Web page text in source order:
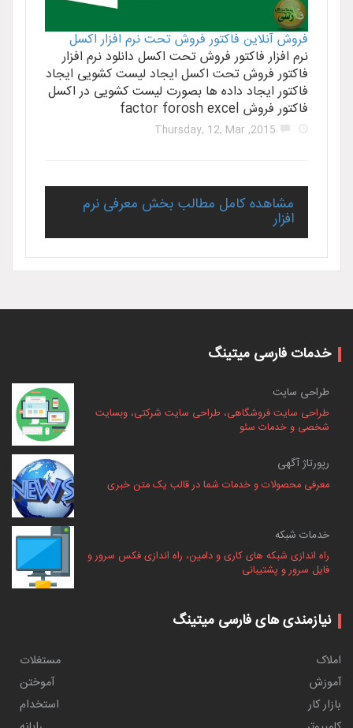
فروش آنلاین فاکتور فروش تحت نرم افزار اکسل
نرم افزار فاکتور فروش تحت اکسل دانلود نرم افزار
فاکتور فروش تحت اکسل ایجاد لیست کشویی ایجاد
فاکتور ایجاد داده ها بصورت لیست کشویی در اکسل
فاکتور فروش factor forosh excel
2015, Thursday, 12, Mar
مشاهده کامل مطالب بخش معرفی نرم
افزار
خدمات فارسی میتینگ
طراحی سایت
طراحی سایت فروشگاهی، طراحی سایت شرکتی، وبسایت
شخصی و خدمات سئو
رپورتاژ آگهی
معرفی محصولات و خدمات شما در قالب یک متن خبری
خدمات شبکه
راه اندازی شبکه های کاری و دامین، راه اندازی فکس سرور و
فایل سرور و پشتیبانی
نیازمندی های فارسی میتینگ
املاک
مستغلات
آموزش
آموختن
بازار کار
استخدام